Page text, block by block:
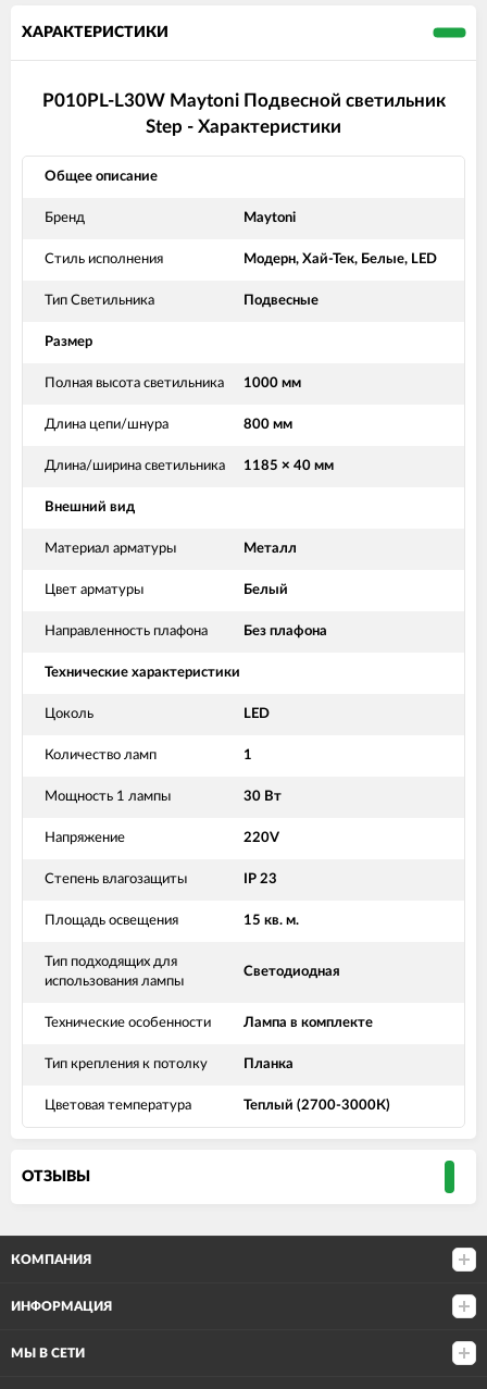
ХАРАКТЕРИСТИКИ
P010PL-L30W Maytoni Подвесной светильник
Step - Характеристики
Общее описание
Бренд Maytoni
Стиль исполнения Модерн, Хай-Тек, Белые, LED
Тип Светильника Подвесные
Размер
Полная высота светильника 1000 мм
Длина цепи/шнура 800 мм
Длина/ширина светильника 1185 × 40 мм
Внешний вид
Материал арматуры Металл
Цвет арматуры Белый
Направленность плафона Без плафона
Технические характеристики
Цоколь LED
Количество ламп 1
Мощность 1 лампы 30 Вт
Напряжение 220V
Степень влагозащиты IP 23
Площадь освещения 15 кв. м.
Тип подходящих для
использования лампы
Светодиодная
Технические особенности Лампа в комплекте
Тип крепления к потолку Планка
Цветовая температура Теплый (2700-3000К)
ОТЗЫВЫ
КОМПАНИЯ
ИНФОРМАЦИЯ
МЫ В СЕТИ